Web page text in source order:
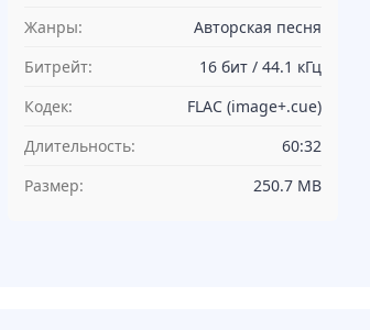
Жанры:
Авторская песня
Битрейт:
16 бит / 44.1 кГц
Кодек:
FLAC (image+.cue)
Длительность:
60:32
Размер:
250.7 MB